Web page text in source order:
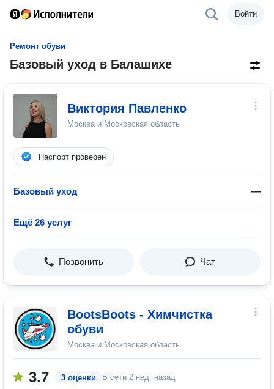
Войти
Ремонт обуви
Базовый уход в Балашихе
Виктория Павленко
Москва и Московская область
Паспорт проверен
Базовый уход —
Ещё 26 услуг
Позвонить Чат
BootsBoots - Химчистка
обуви
Москва и Московская область
3.7 3 оценки В сети 2 нед. назад